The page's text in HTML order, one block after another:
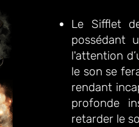
Le Sifflet
possédant
l'attention
le son se
rendant
profonde
retarder le